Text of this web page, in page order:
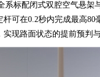
系标配闭式双腔空气悬架
杆可在0.2秒内完成最高
实现路面状态的提前预判